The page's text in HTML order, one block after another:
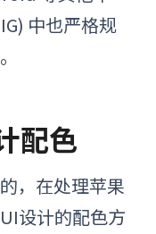
中也严格规
配色
，在处理苹果
设计的配色方